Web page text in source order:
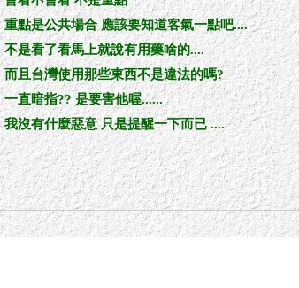
重點是公共場合 應該要知道客氣一點吧....
不是看了看馬上就說有用藥啥的....
而且台灣使用那些東西不是違法的嗎?
一直暗指?? 是要害他喔......
我沒有什麼惡意 只是提醒一下而已 ....